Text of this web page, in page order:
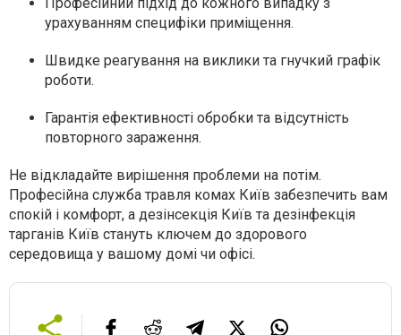
урахуванням специфіки приміщення.
Швидке реагування на виклики та гнучкий графік
роботи.
Гарантія ефективності обробки та відсутність
повторного зараження.
Не відкладайте вирішення проблеми на потім.
Професійна служба травля комах Київ забезпечить вам
спокій і комфорт, а дезінсекція Київ та дезінфекція
тарганів Київ стануть ключем до здорового
середовища у вашому домі чи офісі.